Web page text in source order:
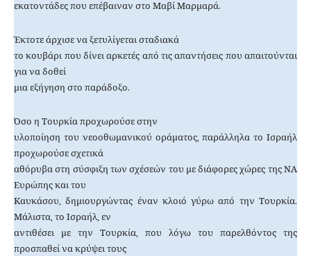
εκατοντάδες που επέβαιναν στο Μαβί Μαρμαρά.
Έκτοτε άρχισε να ξετυλίγεται σταδιακά
το κουβάρι που δίνει αρκετές από τις απαντήσεις που απαιτούνται
για να δοθεί
μια εξήγηση στο παράδοξο.
Όσο η Τουρκία προχωρούσε στην
υλοποίηση του νεοοθωμανικού οράματος, παράλληλα το Ισραήλ
προχωρούσε σχετικά
αθόρυβα στη σύσφιξη των σχέσεών του με διάφορες χώρες της ΝΑ
Ευρώπης και του
Καυκάσου, δημιουργώντας έναν κλοιό γύρω από την Τουρκία.
Μάλιστα, το Ισραήλ, εν
αντιθέσει με την Τουρκία, που λόγω του παρελθόντος της
προσπαθεί να κρύψει τους